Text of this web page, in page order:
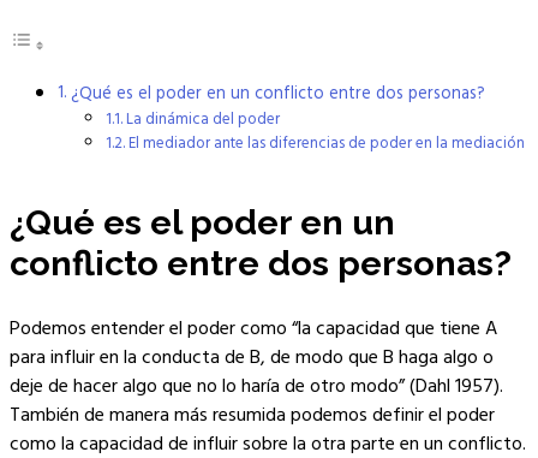
¿Qué es el poder en un conflicto entre dos personas?
La dinámica del poder
El mediador ante las diferencias de poder en la mediación
¿Qué es el poder en un
conflicto entre dos personas?
Podemos entender el poder como “la capacidad que tiene A
para influir en la conducta de B, de modo que B haga algo o
deje de hacer algo que no lo haría de otro modo” (Dahl 1957).
También de manera más resumida podemos definir el poder
como la capacidad de influir sobre la otra parte en un conflicto.